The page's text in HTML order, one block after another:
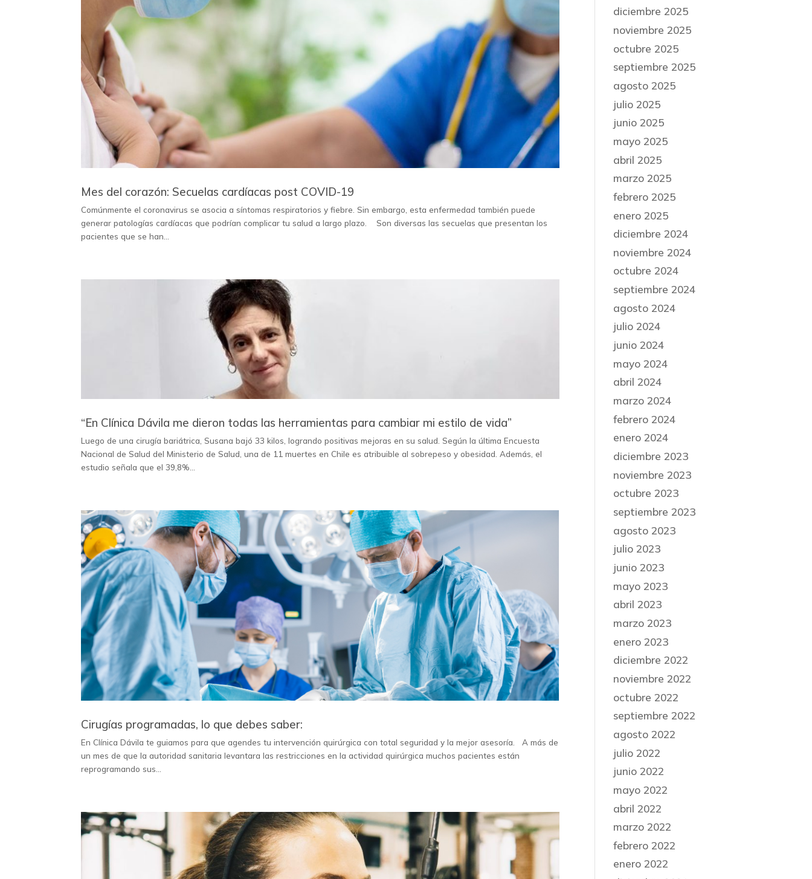
Mes del corazón: Secuelas cardíacas post COVID-19
Comúnmente el coronavirus se asocia a síntomas respiratorios y fiebre. Sin embargo, esta enfermedad también puede
generar patologías cardíacas que podrían complicar tu salud a largo plazo. Son diversas las secuelas que presentan los
pacientes que se han...
“En Clínica Dávila me dieron todas las herramientas para cambiar mi estilo de vida”
Luego de una cirugía bariátrica, Susana bajó 33 kilos, logrando positivas mejoras en su salud. Según la última Encuesta
Nacional de Salud del Ministerio de Salud, una de 11 muertes en Chile es atribuible al sobrepeso y obesidad. Además, el
estudio señala que el 39,8%...
Cirugías programadas, lo que debes saber:
En Clínica Dávila te guiamos para que agendes tu intervención quirúrgica con total seguridad y la mejor asesoría. A más de
un mes de que la autoridad sanitaria levantara las restricciones en la actividad quirúrgica muchos pacientes están
reprogramando sus...
diciembre 2025
noviembre 2025
octubre 2025
septiembre 2025
agosto 2025
julio 2025
junio 2025
mayo 2025
abril 2025
marzo 2025
febrero 2025
enero 2025
diciembre 2024
noviembre 2024
octubre 2024
septiembre 2024
agosto 2024
julio 2024
junio 2024
mayo 2024
abril 2024
marzo 2024
febrero 2024
enero 2024
diciembre 2023
noviembre 2023
octubre 2023
septiembre 2023
agosto 2023
julio 2023
junio 2023
mayo 2023
abril 2023
marzo 2023
enero 2023
diciembre 2022
noviembre 2022
octubre 2022
septiembre 2022
agosto 2022
julio 2022
junio 2022
mayo 2022
abril 2022
marzo 2022
febrero 2022
enero 2022